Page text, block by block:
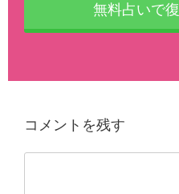
無料占いで
コメントを残す